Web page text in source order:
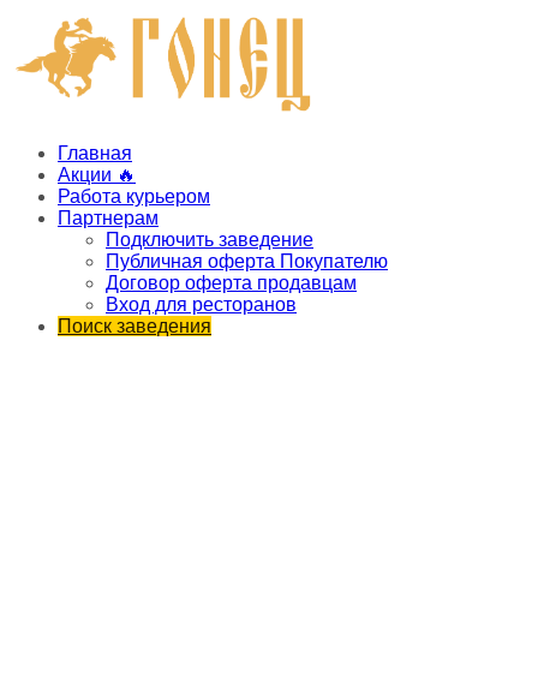
Главная
Акции 🔥
Работа курьером
Партнерам
Подключить заведение
Публичная оферта Покупателю
Договор оферта продавцам
Вход для ресторанов
Поиск заведения